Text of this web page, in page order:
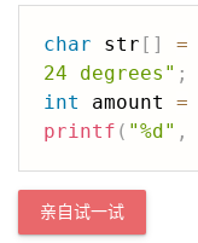
char str [ ] =
24 degrees" ;
int
amount =
printf ( "%d" ,
亲自试一试